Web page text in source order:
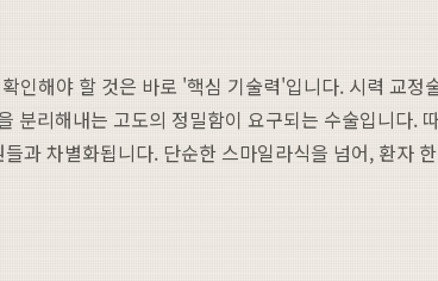
인해야 할 것은 바로 '핵심 기술력'입니다. 시력 교
리해내는 고도의 정밀함이 요구되는 수술입니다.
과 차별화됩니다. 단순한 스마일라식을 넘어, 환자